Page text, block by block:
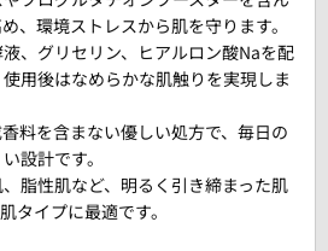
、環境ストレスから肌を守ります。
、グリセリン、ヒアルロン酸Naを配
用後はなめらかな肌触りを実現しま
料を含まない優しい処方で、毎日の
設計です。
脂性肌など、明るく引き締まった肌
タイプに最適です。